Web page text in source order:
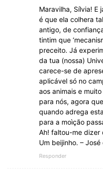
Maravilha, Sílvia! E
é que ela colhera
antigo, de
tintim que
preceito. Já
da tua (nossa)
carece-se de
aplicável só no
aos animais e
para nós, agora
quando adrega
para a moìção
Ah! faltou-me dizer
Um beijinho. – José
Responder